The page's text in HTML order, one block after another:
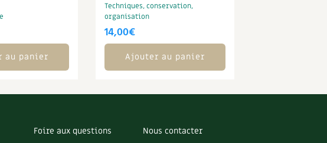
au panier
Techniques, conservation,
organisation
14,00€
Ajouter au panier
Foire aux questions Nous contacter